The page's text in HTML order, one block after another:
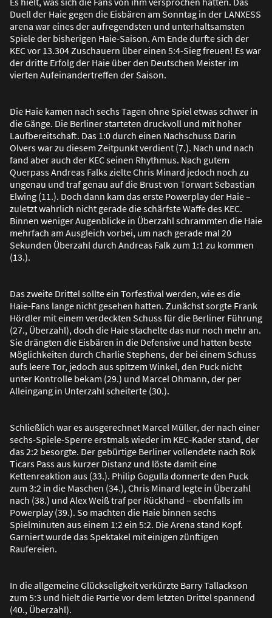
Duell der Haie gegen die Eisbären am Sonntag in der LANXESS
arena war eines der aufregendsten und unterhaltsamsten
Spiele der bisherigen Haie-Saison. Am Ende durfte sich der
KEC vor 13.304 Zuschauern über einen 5:4-Sieg freuen! Es war
der dritte Erfolg der Haie über den Deutschen Meister im
vierten Aufeinandertreffen der Saison.
Die Haie kamen nach sechs Tagen ohne Spiel etwas schwer in
die Gänge. Die Berliner starteten druckvoll und mit hoher
Laufbereitschaft. Das 1:0 durch einen Nachschuss Darin
Olvers war zu diesem Zeitpunkt verdient (7.). Nach und nach
fand aber auch der KEC seinen Rhythmus. Nach gutem
Querpass Andreas Falks zielte Chris Minard jedoch noch zu
ungenau und traf genau auf die Brust von Torwart Sebastian
Elwing (11.). Doch dann kam das erste Powerplay der Haie –
zuletzt wahrlich nicht gerade die schärfste Waffe des KEC.
Binnen weniger Augenblicke in Überzahl schrammten die Haie
mehrfach am Ausgleich vorbei, um nach gerade mal 20
Sekunden Überzahl durch Andreas Falk zum 1:1 zu kommen
(13.).
Das zweite Drittel sollte ein Torfestival werden, wie es die
Haie-Fans lange nicht gesehen hatten. Zunächst sorgte Frank
Hördler mit einem verdeckten Schuss für die Berliner Führung
(27., Überzahl), doch die Haie stachelte das nur noch mehr an.
Sie drängten die Eisbären in die Defensive und hatten beste
Möglichkeiten durch Charlie Stephens, der bei einem Schuss
aufs leere Tor, jedoch aus spitzem Winkel, den Puck nicht
unter Kontrolle bekam (29.) und Marcel Ohmann, der per
Alleingang in Unterzahl scheiterte (30.).
Schließlich war es ausgerechnet Marcel Müller, der nach einer
sechs-Spiele-Sperre erstmals wieder im KEC-Kader stand, der
das 2:2 besorgte. Der gebürtige Berliner vollendete nach Rok
Ticars Pass aus kurzer Distanz und löste damit eine
Kettenreaktion aus (33.). Philip Gogulla donnerte den Puck
zum 3:2 in die Maschen (34.), Chris Minard legte in Überzahl
nach (38.) und Alex Weißtraf per Rückhand – ebenfalls im
Powerplay (39.). So machten die Haie binnen sechs
Spielminuten aus einem 1:2 ein 5:2. Die Arena stand Kopf.
Garniert wurde das Spektakel mit einigen zünftigen
Raufereien.
In die allgemeine Glückseligkeit verkürzte Barry Tallackson
zum 5:3 und hielt die Partie vor dem letzten Drittel spannend
(40., Überzahl).